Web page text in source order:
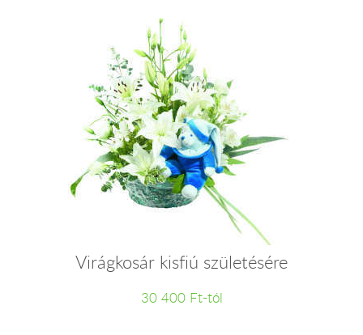
Virágkosár kisfiú születésére
30 400 Ft-tól